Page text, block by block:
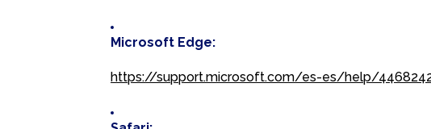
Microsoft Edge:
https://support.microsoft.com/es-es/help/